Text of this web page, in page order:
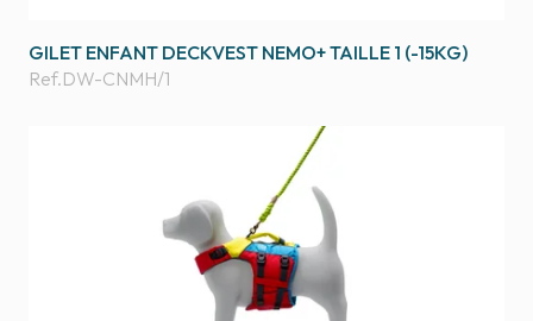
GILET ENFANT DECKVEST NEMO+ TAILLE 1 (-15KG)
Ref.DW-CNMH/1